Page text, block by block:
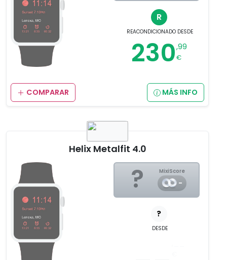
R
REACONDICIONADO DESDE
230,99
€
COMPARAR MÁS INFO
Helix Metalfit 4.0
? MixiScore
-
?
DESDE